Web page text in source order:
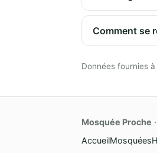
Comment se
Données fournies
Mosquée Proche
AccueilMosquées